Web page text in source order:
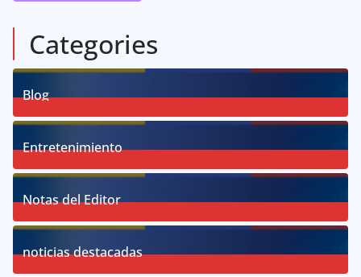
Categories
Blog
Posts
Entretenimiento
Posts
Notas del Editor
Posts
noticias destacadas